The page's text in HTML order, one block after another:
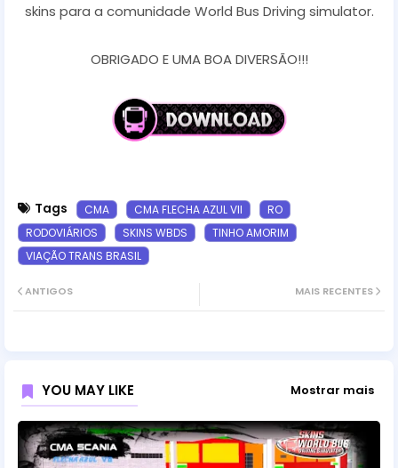
skins para a comunidade World Bus Driving simulator.
OBRIGADO E UMA BOA DIVERSÃO!!!
Tags CMA CMA FLECHA AZUL VII
RO
RODOVIÁRIOS
SKINS WBDS
TINHO AMORIM
VIAÇÃO TRANS BRASIL
MAIS RECENTES
ANTIGOS
YOU MAY LIKE Mostrar mais